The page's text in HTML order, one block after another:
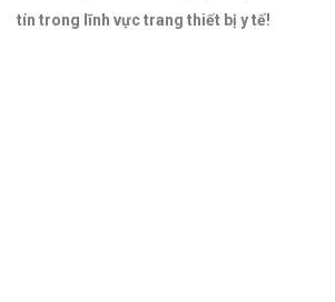
tín trong lĩnh vực trang thiết bị y tế!